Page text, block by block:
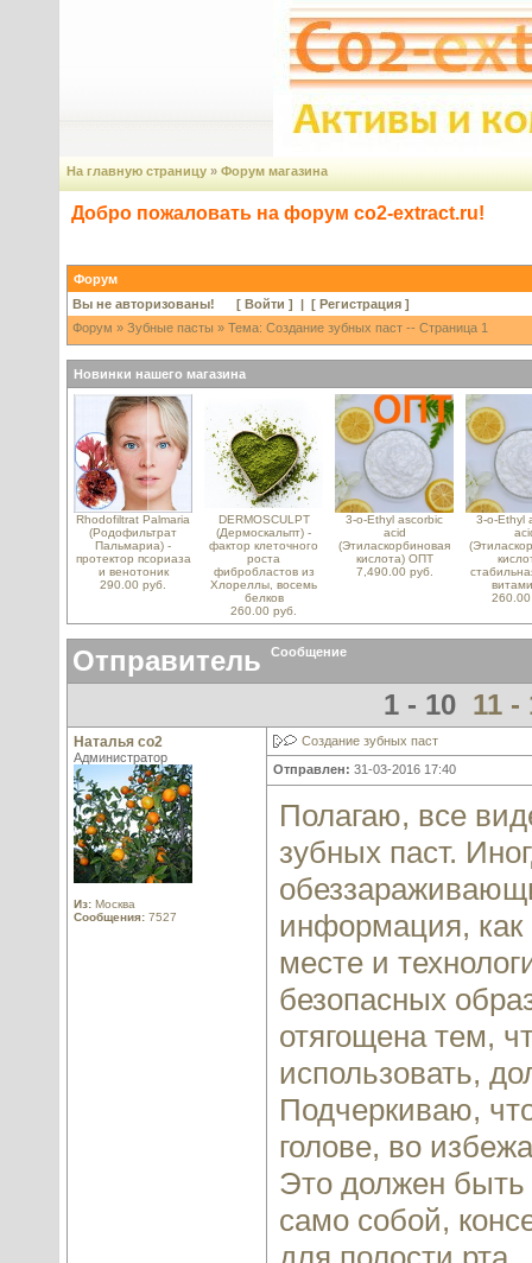
На главную страницу » Форум магазина
Добро пожаловать на форум co2-extract.ru!
Форум
Вы не авторизованы! [ Войти ] | [ Регистрация ]
Форум » Зубные пасты » Тема: Создание зубных паст -- Страница 1
Новинки нашего магазина
Rhodofiltrat Palmaria
(Родофильтрат
Пальмариа) -
протектор псориаза
и венотоник
290.00 руб.
DERMOSCULPT
(Дермоскальпт) -
фактор клеточного
роста
фибробластов из
Хлореллы, восемь
белков
260.00 руб.
3-o-Ethyl ascorbic
acid
(Этиласкорбиновая
кислота) ОПТ
7,490.00 руб.
3-o-Ethyl
Отправитель Сообщение
1 - 10 11 -
Наталья со2
Администратор
Из: Москва
Сообщения: 7527
Создание зубных паст
Отправлен: 31-03-2016 17:40
Полагаю, все
зубных паст.
информация, как
месте и
безопасных
отягощена тем,
использовать,
Подчеркиваю,
голове, во
Это должен
само собой,